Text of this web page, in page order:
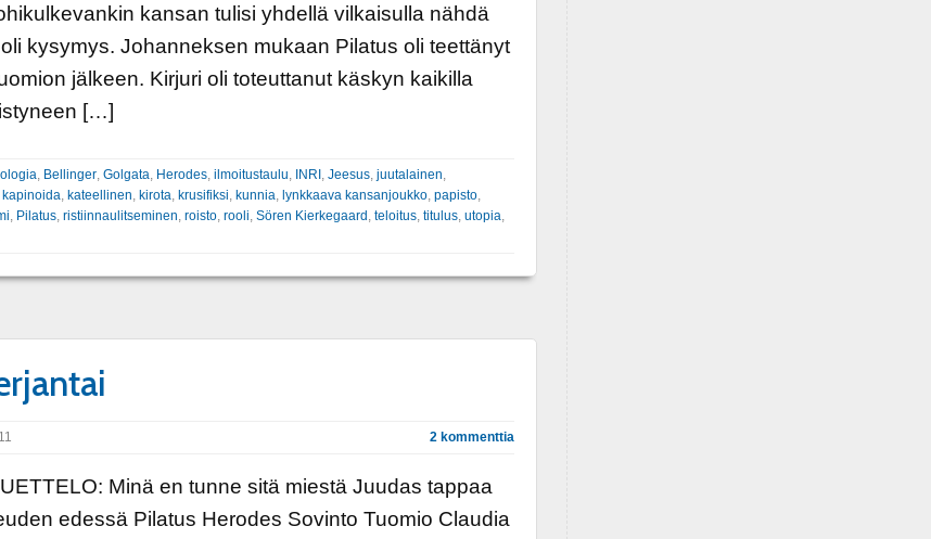
kansan tulisi yhdellä vilkaisulla nähdä
kysymys. Johanneksen mukaan Pilatus oli teettänyt
jälkeen. Kirjuri oli toteuttanut käskyn kaikilla
[…]
, Bellinger, Golgata, Herodes, ilmoitustaulu, INRI , Jeesus, juutalainen,
kapinoida, kateellinen, kirota, krusifiksi, kunnia, lynkkaava kansanjoukko, papisto,
, Pilatus, ristiinnaulitseminen, roisto, rooli, Sören Kierkegaard , teloitus, titulus, utopia,
2 kommenttia
Minä en tunne sitä miestä Juudas tappaa
edessä Pilatus Herodes Sovinto Tuomio Claudia